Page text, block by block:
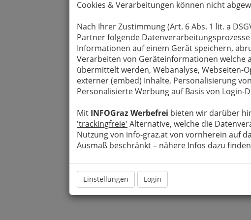
Cookies & Verarbeitungen können nicht
Nach Ihrer Zustimmung (Art. 6 Abs. 1 lit. a
Partner folgende
Informationen auf einem Gerät speichern,
Verarbeiten von Geräteinformationen welche
übermittelt werden, Webanalyse, Webseiten-
externer (embed) Inhalte, Personalisierung
Personalisierte Werbung auf Basis von Login-
Mit INFOGraz Werbefrei bieten wir darüber
'trackingfreie' Alternative, welche die
Nutzung von info-graz.at von vornherein auf
Ausmaß beschränkt – nähere Infos dazu
Einstellungen Login